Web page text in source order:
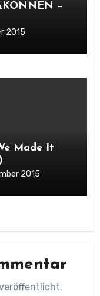
–
2015
Made It
2015